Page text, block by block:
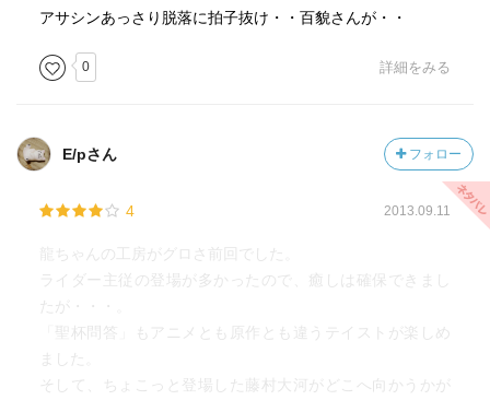
アサシンあっさり脱落に拍子抜け・・百貌さんが・・
0 詳細をみる
E/pさん フォロー
4 2013.09.11
龍ちゃんの工房がグロさ前回でした。
ライダー主従の登場が多かったので、癒しは確保できまし
たが・・・。
「聖杯問答」もアニメとも原作とも違うテイストが楽しめ
ました。
そして、ちょこっと登場した藤村大河がどこへ向かうかが